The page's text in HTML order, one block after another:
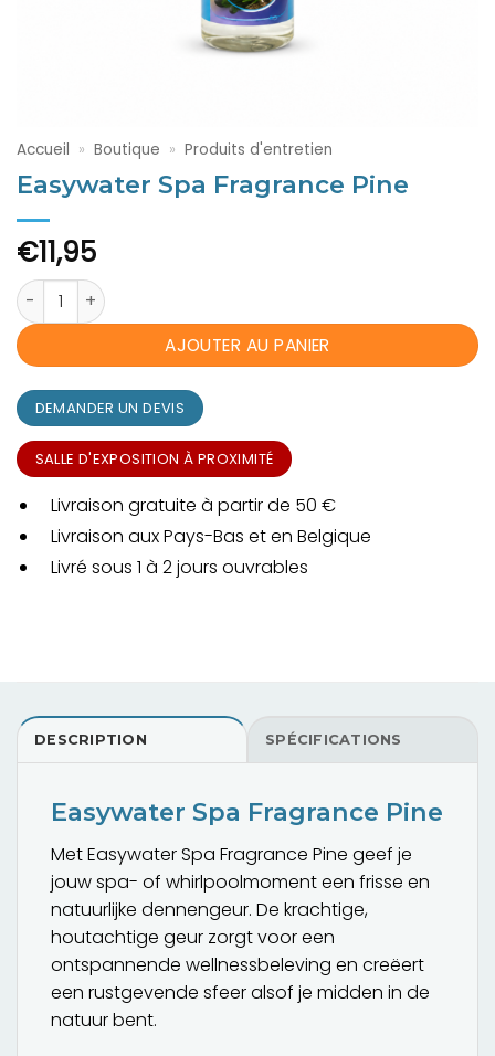
Accueil » Boutique » Produits d'entretien
Easywater Spa Fragrance Pine
€11,95
quantité de Easywater Spa Fragrance Pine
AJOUTER AU PANIER
DEMANDER UN DEVIS
SALLE D'EXPOSITION À PROXIMITÉ
Livraison gratuite à partir de 50 €
Livraison aux Pays-Bas et en Belgique
Livré sous 1 à 2 jours ouvrables
DESCRIPTION SPÉCIFICATIONS
Easywater Spa Fragrance Pine
Met Easywater Spa Fragrance Pine geef je
jouw spa- of whirlpoolmoment een frisse en
natuurlijke dennengeur. De krachtige,
houtachtige geur zorgt voor een
ontspannende wellnessbeleving en creëert
een rustgevende sfeer alsof je midden in de
natuur bent.